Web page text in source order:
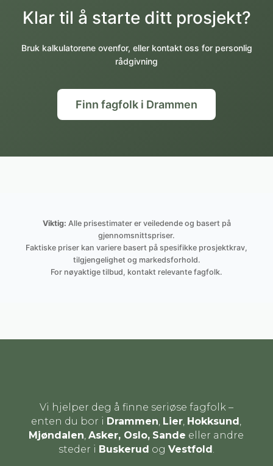
Klar til å starte ditt prosjekt?
Bruk kalkulatorene ovenfor, eller kontakt oss for personlig
rådgivning
Finn fagfolk i Drammen
Viktig: Alle prisestimater er veiledende og basert på
gjennomsnittspriser.
Faktiske priser kan variere basert på spesifikke prosjektkrav,
tilgjengelighet og markedsforhold.
For nøyaktige tilbud, kontakt relevante fagfolk.
Vi hjelper deg å finne seriøse fagfolk –
enten du bor i Drammen Lier Hokksund
Mjøndalen ,Asker, Oslo, Sande eller andre
steder i Buskerud og Vestfold